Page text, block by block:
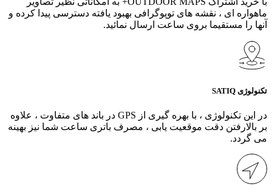
ماهواره ای ، نقشه های توپوگرافی بهبود یافته دسترسی پیدا کرده و
آنها را مستقیما بروی ساعت ارسال نمائید.
تکنولوژی SATIQ
در این تکنولوژی ، با بهره گیری از GPS در باند های متفاوت ، علاوه
بر بالارفتن دقت موقعیت یابی ، مصرف باتری ساعت شما نیز بهینه
می گردد.